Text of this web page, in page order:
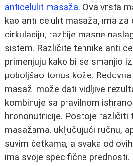
anticelulit masaža. Ova vrsta
kao anti celulit masaža, ima za
cirkulaciju, razbije masne
sistem. Različite tehnike anti
primenjuju kako bi se smanjio
poboljšao tonus kože.
masaži može dati vidljive
kombinuje sa pravilnom
hrononutricije. Postoje različiti
masažama, uključujući ručnu,
suvim četkama, a svaka od
ima svoje specifične prednosti.